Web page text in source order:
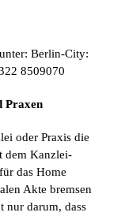
Berlin-City:
8509070
Praxen
oder Praxis die
dem Kanzlei-
das Home
Akte bremsen
nur darum, dass